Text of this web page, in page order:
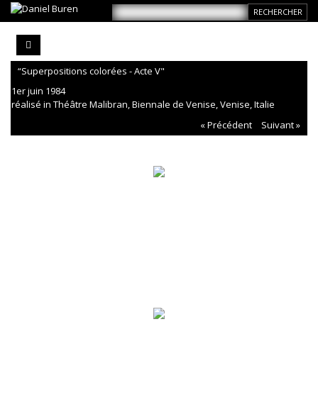
“Superpositions colorées - Acte V"
1er juin 1984
réalisé in Théâtre Malibran, Biennale de Venise, Venise, Italie
« Précédent
Suivant »